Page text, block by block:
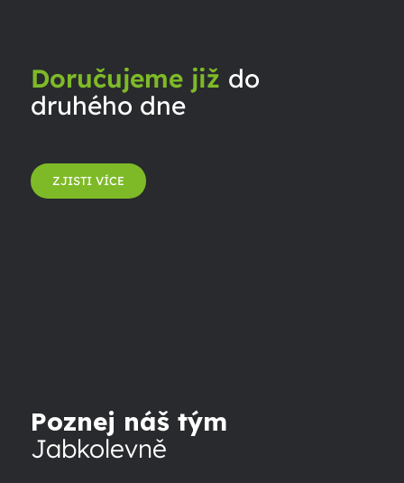
Doručujeme již do
druhého dne
ZJISTI VÍCE
Poznej náš tým
Jabkolevně